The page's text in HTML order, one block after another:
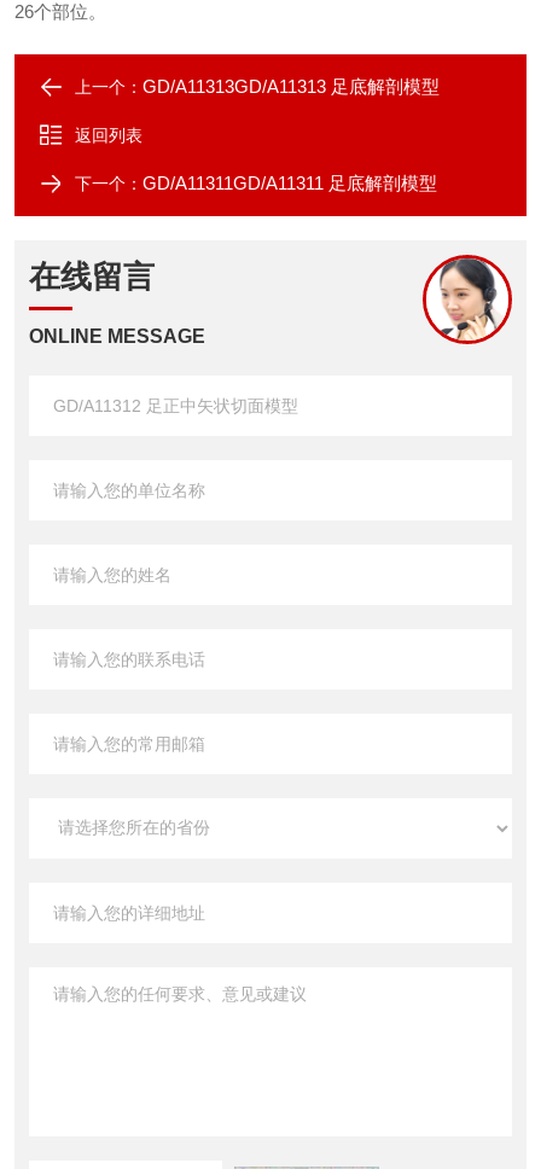
26个部位。
上一个： GD/A11313GD/A11313 足底解剖模型
返回列表
下一个： GD/A11311GD/A11311 足底解剖模型
在线留言
ONLINE MESSAGE